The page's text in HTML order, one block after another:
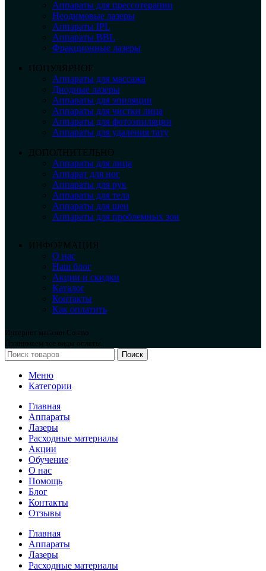
Аппараты для прессотерапии
Неодимовые лазеры
Аппараты IPL
Аппараты BBL
Фракционные лазеры
ПОПУЛЯРНОЕ
Аппараты для массажа
Диодные лазеры
Аппараты для эпиляции
Аппараты для чистки лица
Аппараты для фотоэпиляции
Аппараты для удаления тату
ДОПОЛНИТЕЛЬНО
Аппараты для лица
Аппарат для ног
Аппараты для рук
Аппараты для тела
Аппараты для шеи
Аппараты для проблемных зон
ИНФОРМАЦИЯ
О нас
Наш блог
Акции и скидки
Каталог
Контакты
Как оплатить
Интернет магазин Cosmo
Принимаем все виды оплаты.
Поиск
Меню
Категории
Главная
Аппараты
Лазеры
Расходные материалы
Акции
Обучение
О нас
Помощь
Блог
Контакты
Отзывы
Главная
Аппараты
Лазеры
Расходные материалы